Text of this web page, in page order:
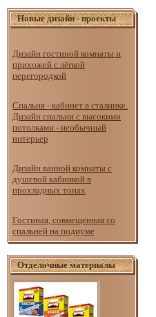
Новые дизайн - проекты
Дизайн гостиной комнаты и
прихожей с лёгкой
перегородкой
Спальня - кабинет в сталинке.
Дизайн спальни с высокими
потолками - необычный
интерьер
Дизайн ванной комнаты с
душевой кабинкой в
прохладных тонах
Гостиная, совмещенная со
спальней на подиуме
Отделочные материалы